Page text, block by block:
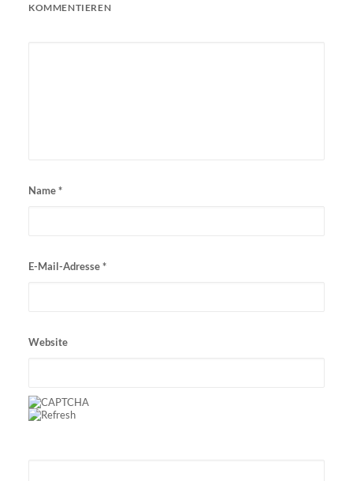
KOMMENTIEREN
Name*
E-Mail-Adresse*
Website